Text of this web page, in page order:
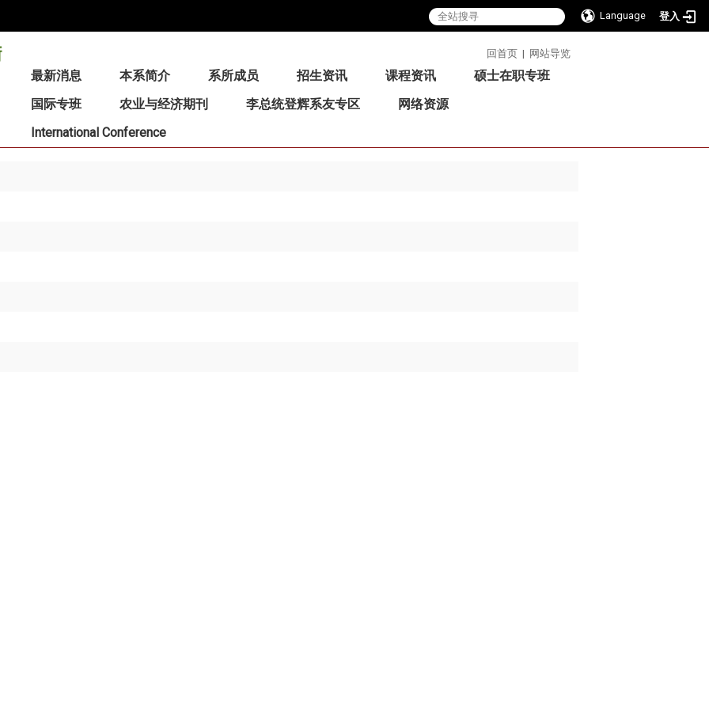
Language 登入
回首页 | 网站导览
最新消息 本系简介 系所成员 招生资讯 课程资讯
硕士在职专班
国际专班
农业与经济期刊 李总统登辉系友专区
网络资源
International Conference